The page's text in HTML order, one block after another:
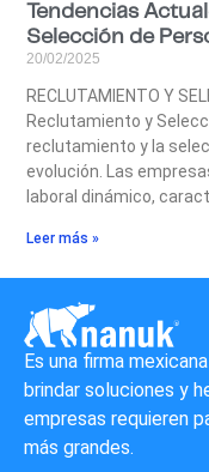
Tendencias
Selección de
20/02/2025
RECLUTAMIENTO Y
Reclutamiento y
reclutamiento y la
evolución. Las
laboral dinámico,
Leer más »
Es una firma
brindar soluciones y
empresas requieren
más grandes.